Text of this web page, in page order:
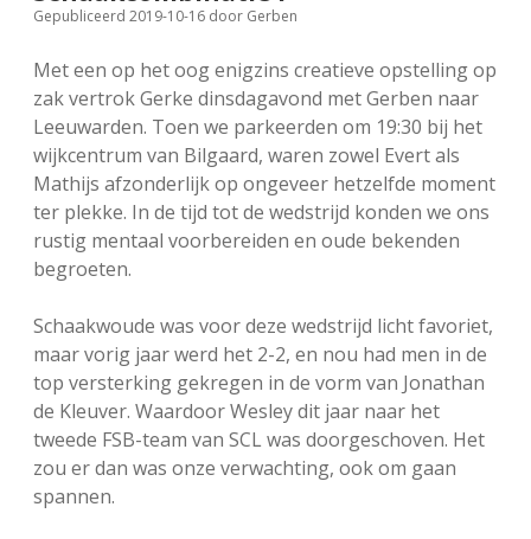
FSB: Schaakwoude II
FSB: Schaakwoude III
Koppelingen
Sponsoren
facebookinstagram
Gepubliceerd 2019-10-16 door Gerben
Met een op het oog enigzins creatieve opstelling op
zak vertrok Gerke dinsdagavond met Gerben naar
Leeuwarden. Toen we parkeerden om 19:30 bij het
wijkcentrum van Bilgaard, waren zowel Evert als
Mathijs afzonderlijk op ongeveer hetzelfde moment
ter plekke. In de tijd tot de wedstrijd konden we ons
rustig mentaal voorbereiden en oude bekenden
begroeten.
Schaakwoude was voor deze wedstrijd licht favoriet,
maar vorig jaar werd het 2-2, en nou had men in de
top versterking gekregen in de vorm van Jonathan
de Kleuver. Waardoor Wesley dit jaar naar het
tweede FSB-team van SCL was doorgeschoven. Het
zou er dan was onze verwachting, ook om gaan
spannen.